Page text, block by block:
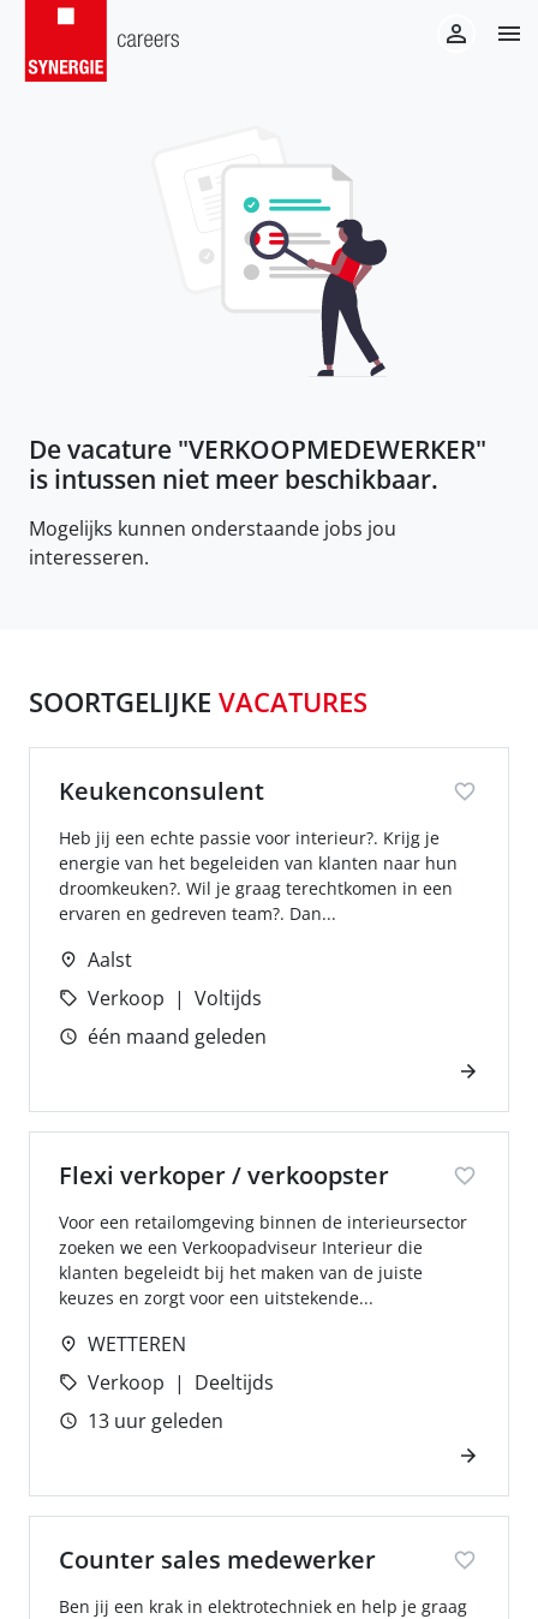
De vacature "VERKOOPMEDEWERKER"
is intussen niet meer beschikbaar.
Mogelijks kunnen onderstaande jobs jou
interesseren.
SOORTGELIJKE VACATURES
Keukenconsulent
Heb jij een echte passie voor interieur?. Krijg je
energie van het begeleiden van klanten naar hun
droomkeuken?. Wil je graag terechtkomen in een
ervaren en gedreven team?. Dan...
Aalst
Verkoop
Voltijds
één maand geleden
Flexi verkoper / verkoopster
Voor een retailomgeving binnen de interieursector
zoeken we een Verkoopadviseur Interieur die
klanten begeleidt bij het maken van de juiste
keuzes en zorgt voor een uitstekende...
WETTEREN
Verkoop
Deeltijds
13 uur geleden
Counter sales medewerker
Ben jij een krak in elektrotechniek en help je graag